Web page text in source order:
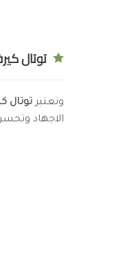
توتال
وتعتبرتوتال
الاجهاد